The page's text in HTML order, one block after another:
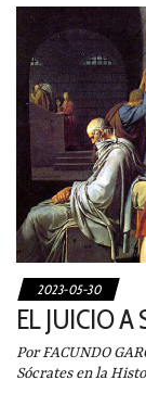
2023-05-30
EL JUICIO A
Por FACUNDO
Sócrates en la